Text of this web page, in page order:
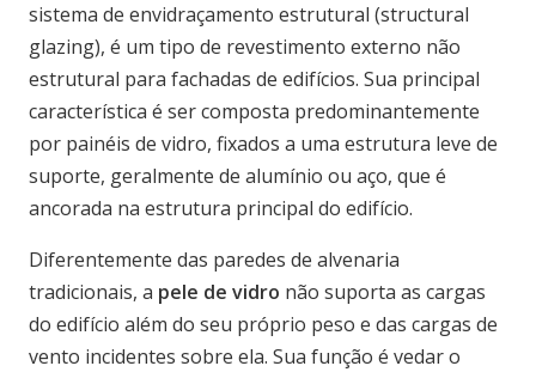
sistema de envidraçamento estrutural (structural
glazing), é um tipo de revestimento externo não
estrutural para fachadas de edifícios. Sua principal
característica é ser composta predominantemente
por painéis de vidro, fixados a uma estrutura leve de
suporte, geralmente de alumínio ou aço, que é
ancorada na estrutura principal do edifício.
Diferentemente das paredes de alvenaria
tradicionais, a pele de vidro não suporta as cargas
do edifício além do seu próprio peso e das cargas de
vento incidentes sobre ela. Sua função é vedar o